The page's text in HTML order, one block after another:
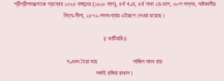
শ্রীশ্রীপদকল্পতরু গ্রন্থের ১৩২৫ বঙ্গাব্দের (১৯১৮ সাল), ৪র্থ খণ্ড, ৪র্থ শাখা ২য়-ভাগ, ৩০শ পল্লব, অষ্টকালীয়
নিত্য-লীলা, ২৫৭২-পদসংখ্যায় এইরূপে দেওয়া রয়েছে।
॥ ভাটিয়ারি॥
দণ্ডবৎ হৈয়া মায় সাজিল যাদব রায়
সঙ্গহি রঙ্গিয়া রাখাল।